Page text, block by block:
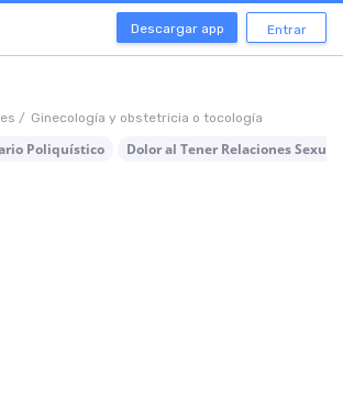
Descargar app Entrar
/ Ginecología y obstetricia o tocología
Poliquístico
Dolor al Tener Relaciones